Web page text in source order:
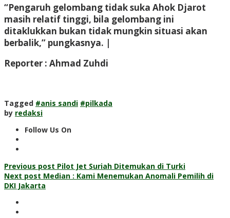
“Pengaruh gelombang tidak suka Ahok Djarot
masih relatif tinggi, bila gelombang ini
ditaklukkan bukan tidak mungkin situasi akan
berbalik,” pungkasnya. |
Reporter : Ahmad Zuhdi
Tagged #anis sandi #pilkada
by redaksi
Follow Us On
Post
navigation
Previous post Pilot Jet Suriah Ditemukan di Turki
Next post Median : Kami Menemukan Anomali Pemilih di
DKI Jakarta